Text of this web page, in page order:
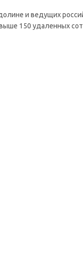
и ведущих
150 удаленных